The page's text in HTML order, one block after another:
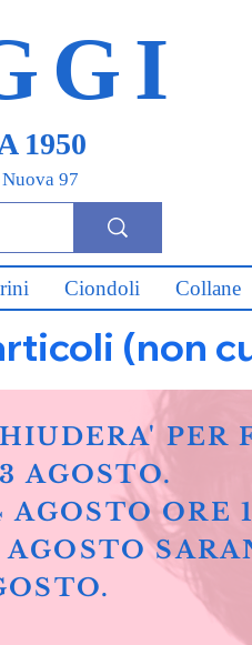
1950
97
Ciondoli Collane
(non
PER
AGOSTO.
ORE